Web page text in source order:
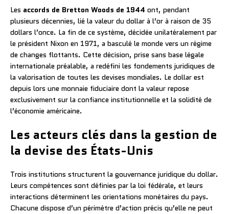
Les accords de Bretton Woods de 1944 ont, pendant
plusieurs décennies, lié la valeur du dollar à l’or à raison de 35
dollars l’once. La fin de ce système, décidée unilatéralement par
le président Nixon en 1971, a basculé le monde vers un régime
de changes flottants. Cette décision, prise sans base légale
internationale préalable, a redéfini les fondements juridiques de
la valorisation de toutes les devises mondiales. Le dollar est
depuis lors une monnaie fiduciaire dont la valeur repose
exclusivement sur la confiance institutionnelle et la solidité de
l’économie américaine.
Les acteurs clés dans la gestion de
la devise des États-Unis
Trois institutions structurent la gouvernance juridique du dollar.
Leurs compétences sont définies par la loi fédérale, et leurs
interactions déterminent les orientations monétaires du pays.
Chacune dispose d’un périmètre d’action précis qu’elle ne peut